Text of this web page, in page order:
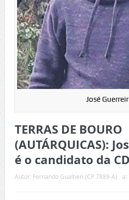
José
TERRAS DE BOURO
(AUTÁRQUICAS):
é o candidato da
Autor: Fernando Gualtieri (CP 7889-A) a: